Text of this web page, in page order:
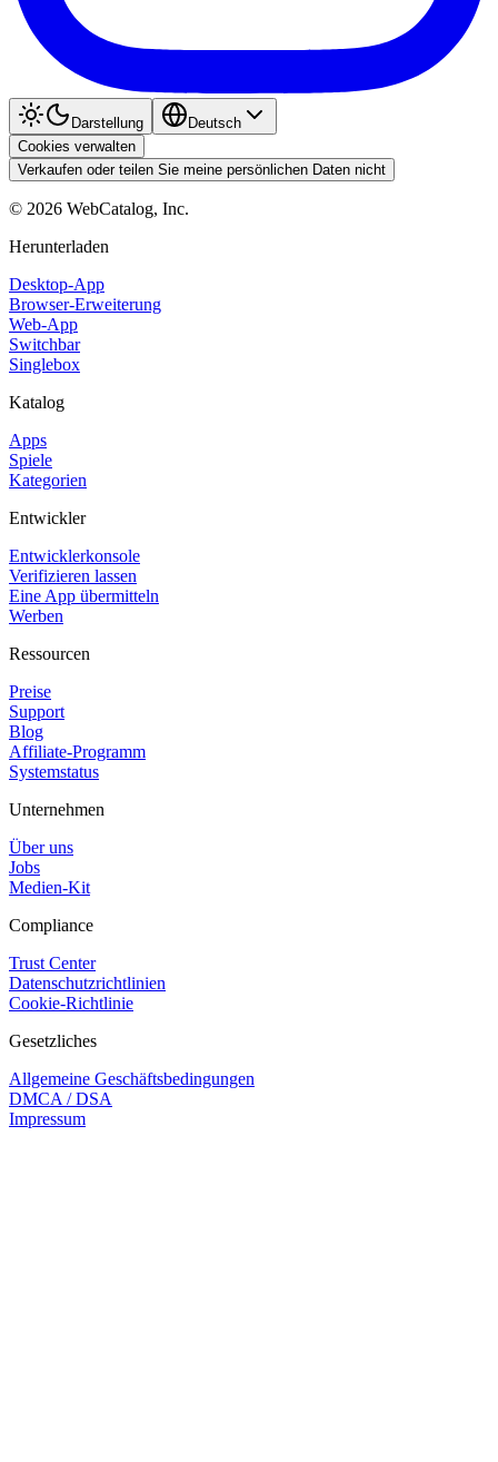
Darstellung
Deutsch
Cookies verwalten
Verkaufen oder teilen Sie meine persönlichen Daten nicht
© 2026 WebCatalog, Inc.
Herunterladen
Desktop-App
Browser-Erweiterung
Web-App
Switchbar
Singlebox
Katalog
Apps
Spiele
Kategorien
Entwickler
Entwicklerkonsole
Verifizieren lassen
Eine App übermitteln
Werben
Ressourcen
Preise
Support
Blog
Affiliate-Programm
Systemstatus
Unternehmen
Über uns
Jobs
Medien-Kit
Compliance
Trust Center
Datenschutzrichtlinien
Cookie-Richtlinie
Gesetzliches
Allgemeine Geschäftsbedingungen
DMCA / DSA
Impressum